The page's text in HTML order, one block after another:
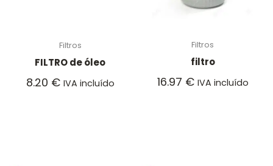
Filtros
FILTRO de óleo
8.20 € IVA incluído
Filtros
filtro
16.97 € IVA incluído